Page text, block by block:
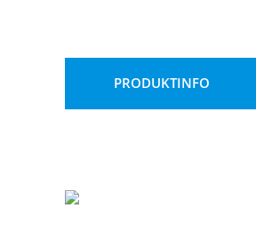
PRODUKTINFO